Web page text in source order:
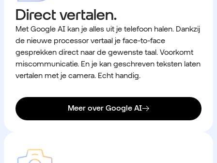
Direct vertalen.
Met Google AI kan je alles uit je telefoon halen. Dankzij
de nieuwe processor vertaal je face-to-face
gesprekken direct naar de gewenste taal. Voorkomt
miscommunicatie. En je kan geschreven teksten laten
vertalen met je camera. Echt handig.
Meer over Google AI